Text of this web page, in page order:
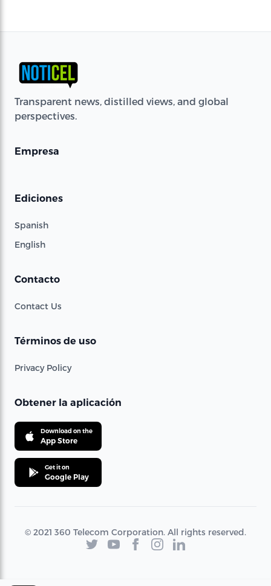
Transparent news, distilled views, and global
perspectives.
Empresa
Ediciones
Spanish
English
Contacto
Contact Us
Términos de uso
Privacy Policy
Obtener la aplicación
Download on the
App Store
Get it on
Google Play
© 2021 360 Telecom Corporation. All rights reserved.